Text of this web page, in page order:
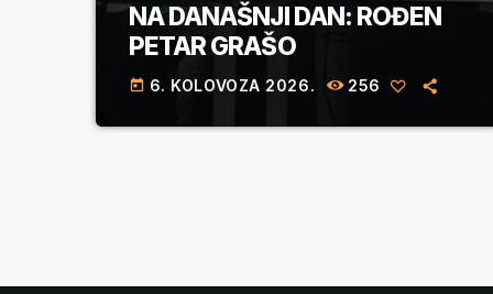
NA DANAŠNJI DAN: ROĐEN
PETAR GRAŠO
today 6. KOLOVOZA 2026. 256